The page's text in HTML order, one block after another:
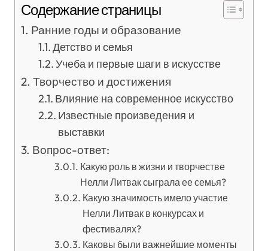
Содержание страницы
Ранние годы и образование
Детство и семья
Учеба и первые шаги в искусстве
Творчество и достижения
Влияние на современное искусство
Известные произведения и
выставки
Вопрос-ответ:
Какую роль в жизни и творчестве
Нелли Литвак сыграла ее семья?
Какую значимость имело участие
Нелли Литвак в конкурсах и
фестивалях?
Каковы были важнейшие моменты